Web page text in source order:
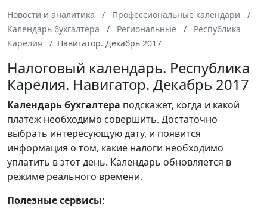
Новости и аналитика
Профессиональные календари
Календарь бухгалтера
Региональные
Республика
Карелия
Навигатор. Декабрь 2017
Налоговый календарь. Республика
Карелия. Навигатор. Декабрь 2017
Календарьбухгалтера подскажет, когда и какой
платеж необходимо совершить. Достаточно
выбрать интересующую дату, и появится
информация о том, какие налоги необходимо
уплатить в этот день. Календарь обновляется в
режиме реального времени.
Полезные сервисы: